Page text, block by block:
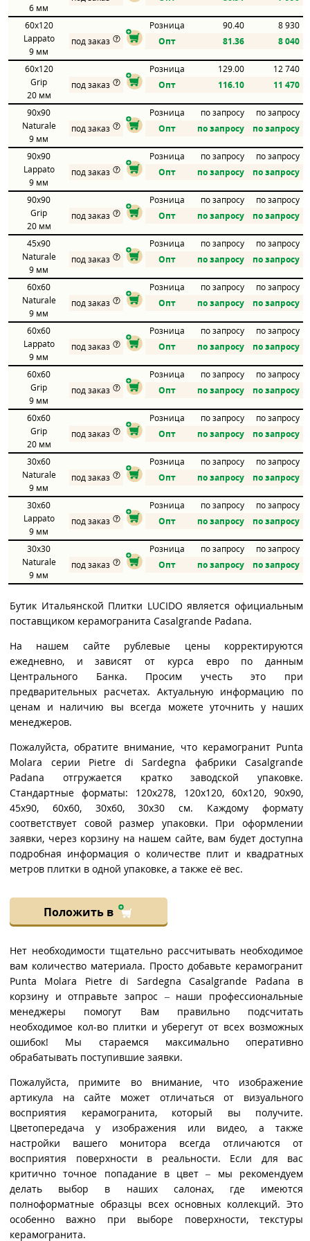
6 мм
60x120
Lappato
9 мм
Розница 90.40
8 930
под заказ
Опт 81.36 8 040
60x120
Grip
20 мм
Розница 129.00
12 740
под заказ
Опт 116.10 11 470
90x90
Naturale
9 мм
Розница по запросу
по запросу
под заказ
Опт по запросу по запросу
90x90
Lappato
9 мм
Розница по запросу
по запросу
под заказ
Опт по запросу по запросу
90x90
Grip
20 мм
Розница по запросу
по запросу
под заказ
Опт по запросу по запросу
45x90
Naturale
9 мм
Розница по запросу
по запросу
под заказ
Опт по запросу по запросу
60x60
Naturale
9 мм
Розница по запросу
по запросу
под заказ
Опт по запросу по запросу
60x60
Lappato
9 мм
Розница по запросу
по запросу
под заказ
Опт по запросу по запросу
60x60
Grip
9 мм
Розница по запросу
по запросу
под заказ
Опт по запросу по запросу
60x60
Grip
20 мм
Розница по запросу
по запросу
под заказ
Опт по запросу по запросу
30x60
Naturale
9 мм
Розница по запросу
по запросу
под заказ
Опт по запросу по запросу
30x60
Lappato
9 мм
Розница по запросу
по запросу
под заказ
Опт по запросу по запросу
30x30
Naturale
9 мм
Розница по запросу
по запросу
под заказ
Опт по запросу по запросу
Бутик Итальянской Плитки LUCIDO является официальным
поставщиком керамогранита Casalgrande Padana.
На нашем сайте рублевые цены корректируются
ежедневно, и зависят от курса евро по данным
Центрального Банка. Просим учесть это при
предварительных расчетах. Актуальную информацию по
ценам и наличию вы всегда можете уточнить у наших
менеджеров.
Пожалуйста, обратите внимание, что керамогранит Punta
Molara серии Pietre di Sardegna фабрики Casalgrande
Padana отгружается кратко заводской упаковке.
Стандартные форматы: 120x278, 120x120, 60x120, 90x90,
45x90, 60x60, 30x60, 30x30 см. Каждому формату
соответствует совой размер упаковки. При оформлении
заявки, через корзину на нашем сайте, вам будет доступна
подробная информация о количестве плит и квадратных
метров плитки в одной упаковке, а также её вес.
Положить в
Нет необходимости тщательно рассчитывать необходимое
вам количество материала. Просто добавьте керамогранит
Punta Molara Pietre di Sardegna Casalgrande Padana в
корзину и отправьте запрос – наши профессиональные
менеджеры помогут Вам правильно подсчитать
необходимое кол-во плитки и уберегут от всех возможных
ошибок! Мы стараемся максимально оперативно
обрабатывать поступившие заявки.
Пожалуйста, примите во внимание, что изображение
артикула на сайте может отличаться от визуального
восприятия керамогранита, который вы получите.
Цветопередача у изображения или видео, а также
настройки вашего монитора всегда отличаются от
восприятия поверхности в реальности. Если для вас
критично точное попадание в цвет – мы рекомендуем
делать выбор в наших салонах, где имеются
полноформатные образцы всех основных коллекций. Это
особенно важно при выборе поверхности, текстуры
керамогранита.